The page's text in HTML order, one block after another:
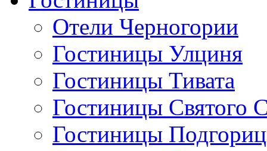
Отели Черногории
Гостиницы Улциня
Гостиницы Тивата
Гостиницы Святого
Гостиницы